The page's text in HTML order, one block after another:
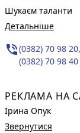
Шукаєм таланти
Детальніше
phone_in_talk(0382) 70 98 20,
(0382) 70 98 40
РЕКЛАМА НА
Ірина Опук
Звернутися